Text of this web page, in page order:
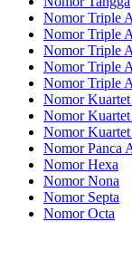
Nomor Triple A
Nomor Triple
Nomor Triple
Nomor Triple
Nomor Triple
Nomor
Nomor Kuartet
Nomor
Nomor Panca
Nomor Hexa
Nomor Nona
Nomor Septa
Nomor Octa